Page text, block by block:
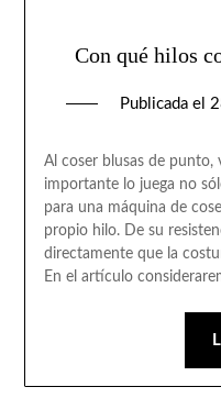
Con qué hilos
Publicada el
Al coser blusas de punto,
importante lo juega no
para una máquina de
propio hilo. De su
directamente que la
En el artículo